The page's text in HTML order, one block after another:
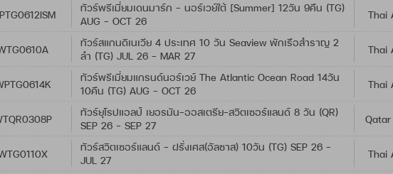
ทัวร์พรีเมี่ยมเดนมาร์ก - นอร์เวย์ใต้ [Summer] 12วัน 9คืน (TG)
AUG - OCT 26
Thai
ทัวร์สแกนดิเนเวีย 4 ประเทศ 10 วัน Seaview พักเรือสำราญ 2
ลำ (TG) JUL 26 - MAR 27
Thai
ทัวร์พรีเมี่ยมแกรนด์นอร์เวย์ The Atlantic Ocean Road 14วัน
10คืน (TG) AUG - OCT 26
Thai
ทัวร์ยุโรปแอลป์ เยอรมัน-ออสเตรีย-สวิตเซอร์แลนด์ 8 วัน (QR)
SEP 26 - SEP 27
ทัวร์สวิตเซอร์แลนด์ - ฝรั่งเศส(อัลซาส) 10วัน (TG) SEP 26 -
JUL 27
Thai